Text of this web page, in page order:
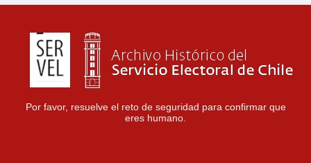
Por favor, resuelve el reto de seguridad para confirmar que
eres humano.